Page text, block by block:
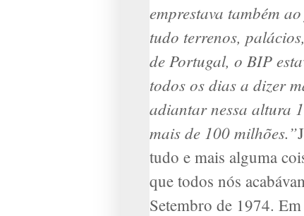
emprestava também
tudo terrenos,
de Portugal, o BIP
todos os dias a dizer
adiantar nessa altura
mais de 100 milhões.”
tudo e mais alguma
que todos nós
Setembro de 1974.